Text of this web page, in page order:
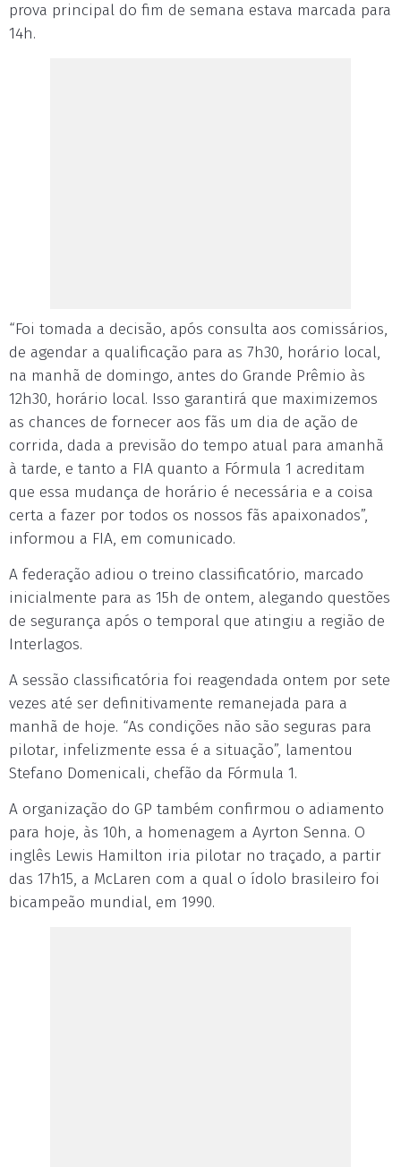
prova principal do fim de semana estava marcada para
14h.
“Foi tomada a decisão, após consulta aos comissários,
de agendar a qualificação para as 7h30, horário local,
na manhã de domingo, antes do Grande Prêmio às
12h30, horário local. Isso garantirá que maximizemos
as chances de fornecer aos fãs um dia de ação de
corrida, dada a previsão do tempo atual para amanhã
à tarde, e tanto a FIA quanto a Fórmula 1 acreditam
que essa mudança de horário é necessária e a coisa
certa a fazer por todos os nossos fãs apaixonados”,
informou a FIA, em comunicado.
A federação adiou o treino classificatório, marcado
inicialmente para as 15h de ontem, alegando questões
de segurança após o temporal que atingiu a região de
Interlagos.
A sessão classificatória foi reagendada ontem por sete
vezes até ser definitivamente remanejada para a
manhã de hoje. “As condições não são seguras para
pilotar, infelizmente essa é a situação”, lamentou
Stefano Domenicali, chefão da Fórmula 1.
A organização do GP também confirmou o adiamento
para hoje, às 10h, a homenagem a Ayrton Senna. O
inglês Lewis Hamilton iria pilotar no traçado, a partir
das 17h15, a McLaren com a qual o ídolo brasileiro foi
bicampeão mundial, em 1990.